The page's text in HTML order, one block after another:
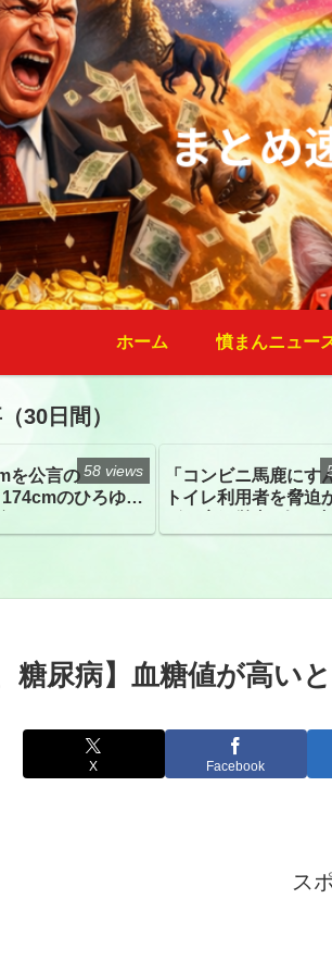
ホーム 憤まんニュー
30日間）
を公言の
のひろゆき
イベントでの写
58 views
「コンビニ馬鹿にす
トイレ利用者を脅
糖尿病】血糖値が高い
X Facebook
ス